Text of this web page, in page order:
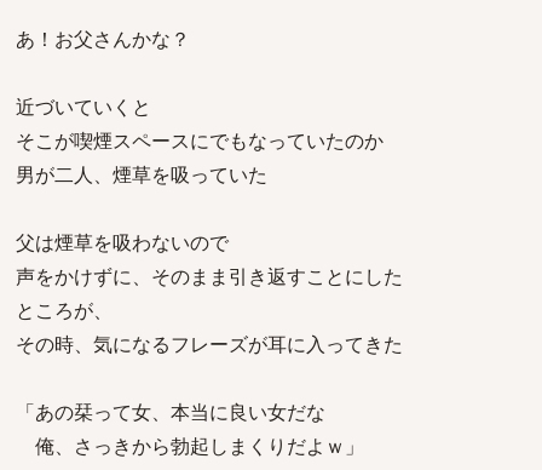
あ！お父さんかな？
近づいていくと
そこが喫煙スペースにでもなっていたのか
男が二人、煙草を吸っていた
父は煙草を吸わないので
声をかけずに、そのまま引き返すことにした
ところが、
その時、気になるフレーズが耳に入ってきた
「あの栞って女、本当に良い女だな
俺、さっきから勃起しまくりだよｗ」